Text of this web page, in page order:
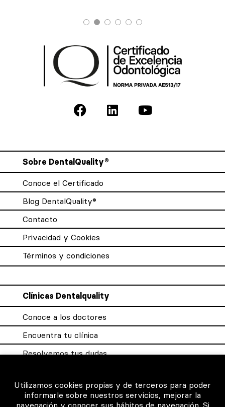
Sobre DentalQuality®
Conoce el Certificado
Blog DentalQuality®
Contacto
Privacidad y Cookies
Términos y condiciones
Clínicas Dentalquality
Conoce a los doctores
Encuentra tu clínica
Resolvemos tus dudas
Utilizamos cookies propias y de terceros para poder
informarle sobre nuestros servicios, mejorar la
navegación y conocer sus hábitos de navegación. Si